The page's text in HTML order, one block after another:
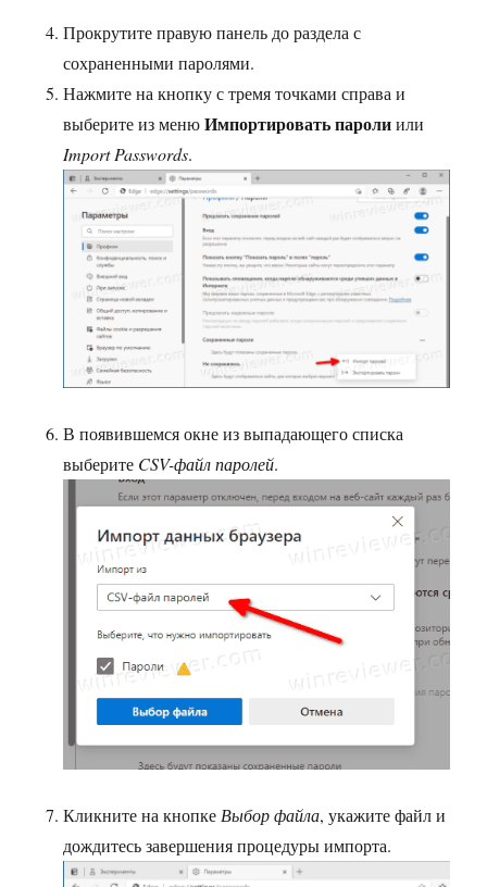
Прокрутите правую панель до раздела с
сохраненными паролями.
Нажмите на кнопку с тремя точками справа и
выберите из менюИмпортировать паролиили
Import Passwords.
В появившемся окне из выпадающего списка
выберите CSV-файл паролей.
Кликните на кнопке Выбор файла, укажите файл и
дождитесь завершения процедуры импорта.